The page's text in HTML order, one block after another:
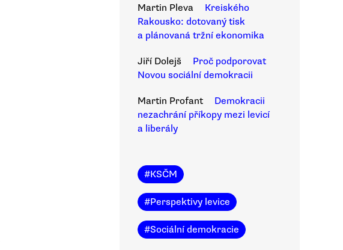
Martin Pleva
Kreiského
Rakousko: dotovaný tisk
a plánovaná tržní ekonomika
Jiří Dolejš
Proč podporovat
Novou sociální demokracii
Martin Profant
Demokracii
nezachrání příkopy mezi levicí
a liberály
#KSČM
#Perspektivy levice
#Sociální demokracie